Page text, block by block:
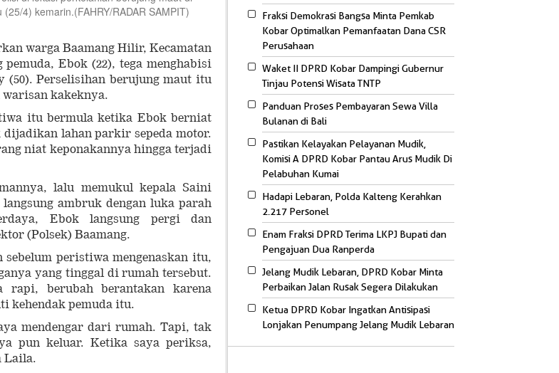
4) kemarin.(FAHRY/RADAR SAMPIT)
warga Baamang Hilir, Kecamatan
Ebok (22), tega menghabisi
(50). Perselisihan berujung maut itu
kakeknya.
itu bermula ketika Ebok berniat
lahan parkir sepeda motor.
niat keponakannya hingga terjadi
lalu memukul kepala Saini
ambruk dengan luka parah
Ebok langsung pergi dan
(Polsek) Baamang.
peristiwa mengenaskan itu,
yang tinggal di rumah tersebut.
berubah berantakan karena
kehendak pemuda itu.
mendengar dari rumah. Tapi, tak
pun keluar. Ketika saya periksa,
Laila.
Fraksi Demokrasi Bangsa Minta Pemkab
Kobar Optimalkan Pemanfaatan Dana CSR
Perusahaan
Waket II DPRD Kobar Dampingi Gubernur
Tinjau Potensi Wisata TNTP
Panduan Proses Pembayaran Sewa Villa
Bulanan di Bali
Pastikan Kelayakan Pelayanan Mudik,
Komisi A DPRD Kobar Pantau Arus Mudik Di
Pelabuhan Kumai
Hadapi Lebaran, Polda Kalteng Kerahkan
2.217 Personel
Enam Fraksi DPRD Terima LKPJ Bupati dan
Pengajuan Dua Ranperda
Jelang Mudik Lebaran, DPRD Kobar Minta
Perbaikan Jalan Rusak Segera Dilakukan
Ketua DPRD Kobar Ingatkan Antisipasi
Lonjakan Penumpang Jelang Mudik Lebaran